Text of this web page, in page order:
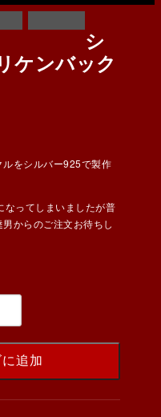
シ
ケンバック
をシルバー925で製作
なってしまいましたが普
からのご注文お待ちし
追加